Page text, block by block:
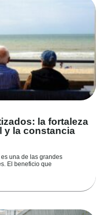
la fortaleza
y la constancia
una de las grandes
El beneficio que